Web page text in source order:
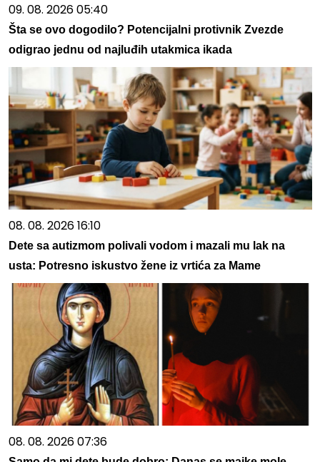
09. 08. 2026 05:40
Šta se ovo dogodilo? Potencijalni protivnik Zvezde
odigrao jednu od najluđih utakmica ikada
08. 08. 2026 16:10
Dete sa autizmom polivali vodom i mazali mu lak na
usta: Potresno iskustvo žene iz vrtića za Mame
08. 08. 2026 07:36